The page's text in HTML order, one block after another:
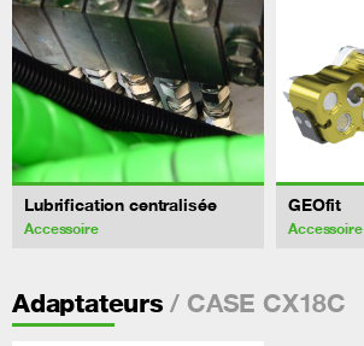
Lubrification centralisée
Accessoire
GEOfit
Accessoire
Adaptateurs / CASE CX18C